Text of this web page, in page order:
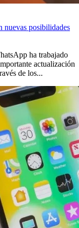
nuevas posibilidades
ha trabajado
actualización
de los...